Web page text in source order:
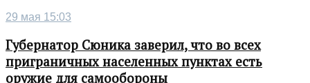
29 мая 15:03
Губернатор Сюника заверил, что во всех
приграничных населенных пунктах есть
оружие для самообороны